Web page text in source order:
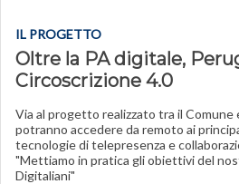
IL PROGETTO
Oltre la PA digitale,
Circoscrizione 4.0
Via al progetto realizzato tra il Comune
potranno accedere da remoto ai
tecnologie di telepresenza e
"Mettiamo in pratica gli obiettivi del
Digitaliani"